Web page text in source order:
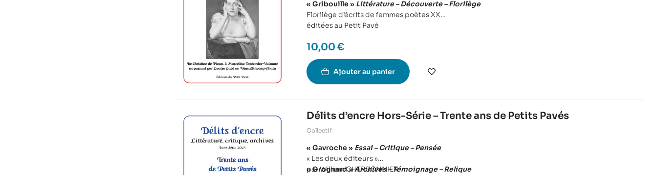
« Gribouille » Littérature – Découverte – Florilège
Florilège d’écrits de femmes poètes XX
éditées au Petit Pavé
10,00 €
Ajouter au panier
Délits d’encre Hors-Série – Trente ans de Petits Pavés
Collectif
« Gavroche » Essai – Critique – Pensée
« Les deux éditeurs »
par William CHERBONNIER
« Grognard »Archives – Témoignage – Relique